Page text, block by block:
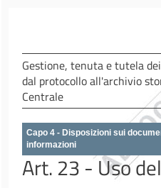
Gestione, tenuta e tutela
dal protocollo all'archivio
Centrale
Capo 4 - Disposizioni sui
informazioni
Art. 23 - Uso